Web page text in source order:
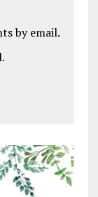
by email.